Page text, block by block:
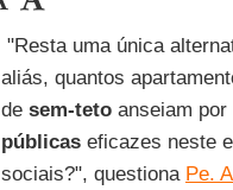
"Resta uma única
aliás, quantos
de sem-tetoanseiam por
públicaseficazes neste
sociais?", questiona Pe.